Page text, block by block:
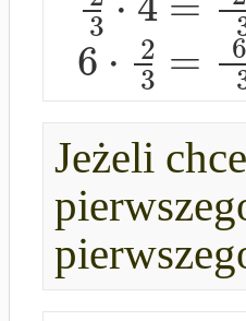
3
6⋅ 2
3 = 6
Jeżeli